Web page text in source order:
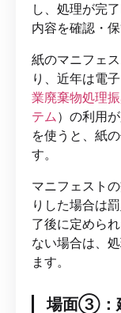
し、処理が完
内容を確認・
紙のマニフェ
り、近年は電
業廃棄物処理
テム）の利用
を使うと、紙
す。
マニフェスト
りした場合は
了後に定めら
ない場合は、
ます。
場面③：